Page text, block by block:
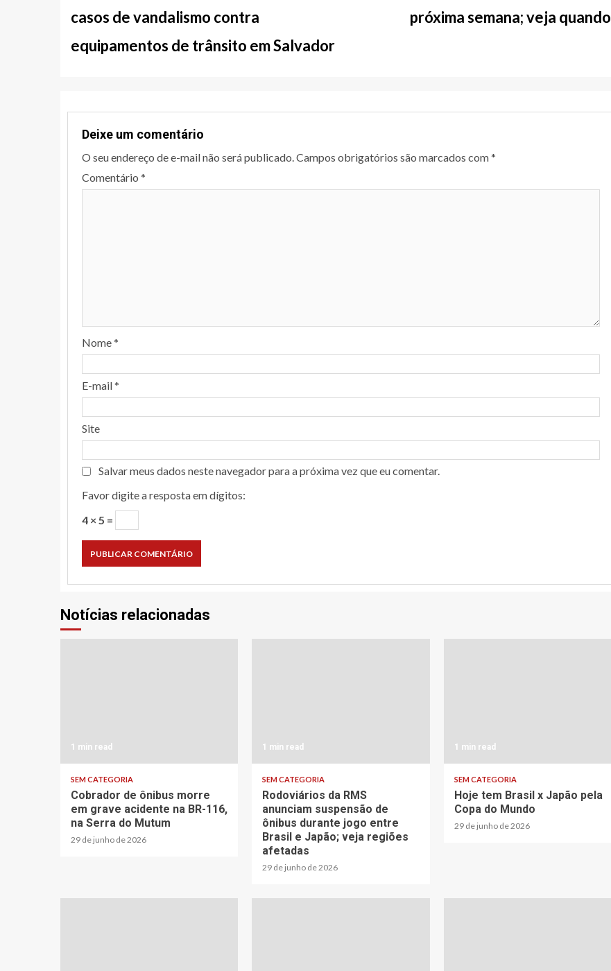
notícias
casos de vandalismo contra
equipamentos de trânsito em Salvador
próxima semana; veja quando
Deixe um comentário
O seu endereço de e-mail não será publicado.Campos obrigatórios são marcados com*
Comentário *
Nome*
E-mail*
Site
Salvar meus dados neste navegador para a próxima vez que eu comentar.
Favor digite a resposta em dígitos:
4 × 5 =
Notícias relacionadas
1 min read
SEM CATEGORIA
Cobrador de ônibus morre
em grave acidente na BR-116,
na Serra do Mutum
29 de junho de 2026
1 min read
SEM CATEGORIA
Rodoviários da RMS
anunciam suspensão de
ônibus durante jogo entre
Brasil e Japão; veja regiões
afetadas
29 de junho de 2026
1 min read
SEM CATEGORIA
Hoje tem Brasil x Japão pela
Copa do Mundo
29 de junho de 2026